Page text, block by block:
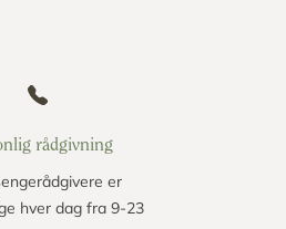
rådgivning
er
hver dag fra 9-23